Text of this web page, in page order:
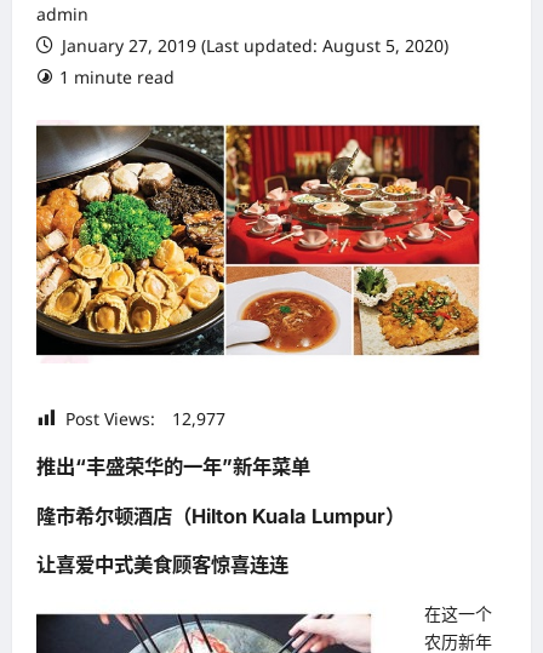
admin
January 27, 2019 (Last updated: August 5, 2020)
1 minute read
Post Views: 12,977
推出“丰盛荣华的一年”新年菜单
隆市希尔顿酒店（Hilton Kuala Lumpur）
让喜爱中式美食顾客惊喜连连
在这一个
农历新年